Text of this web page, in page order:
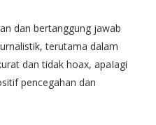
dan bertanggung jawab
terutama dalam
dan tidak hoax, apaIagi
pencegahan dan